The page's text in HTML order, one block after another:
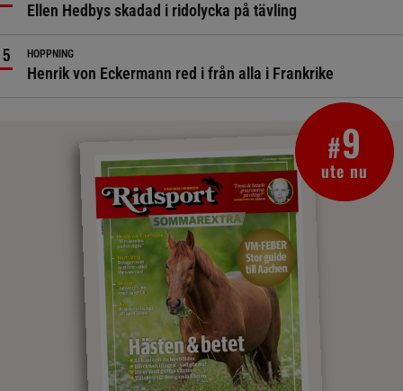
Ellen Hedbys skadad i ridolycka på tävling
HOPPNING
Henrik von Eckermann red i från alla i Frankrike
#9
ute nu